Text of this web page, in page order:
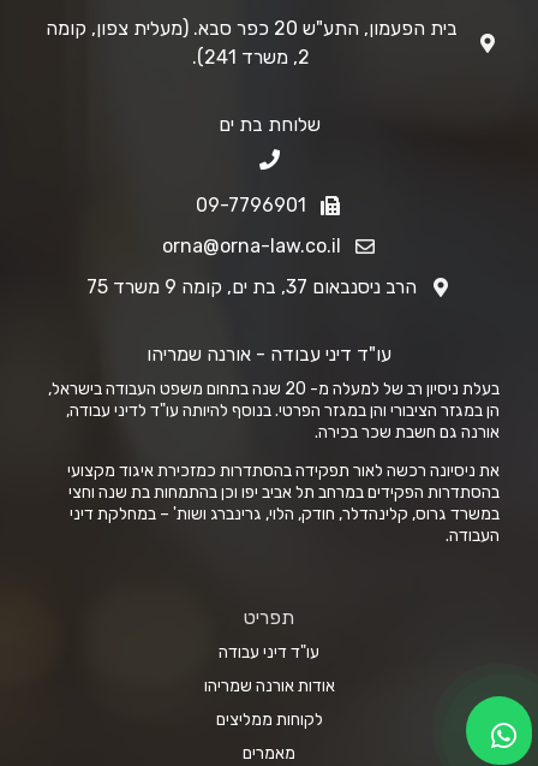
בית הפעמון, התע"ש 20 כפר סבא. (מעלית צפון, קומה
2, משרד 241).
שלוחת בת ים
09-7796901
orna@orna-law.co.il
הרב ניסנבאום 37, בת ים, קומה 9 משרד 75
עו"ד דיני עבודה - אורנה שמריהו
בעלת ניסיון רב של למעלה מ- 20 שנה בתחום משפט העבודה בישראל,
הן במגזר הציבורי והן במגזר הפרטי. בנוסף להיותה עו"ד לדיני עבודה,
אורנה גם חשבת שכר בכירה.
את ניסיונה רכשה לאור תפקידה בהסתדרות כמזכירת איגוד מקצועי
בהסתדרות הפקידים במרחב תל אביב יפו וכן בהתמחות בת שנה וחצי
במשרד גרוס, קלינהדלר, חודק, הלוי, גרינברג ושות' – במחלקת דיני
העבודה.
תפריט
עו"ד דיני עבודה
אודות אורנה שמריהו
לקוחות ממליצים
מאמרים